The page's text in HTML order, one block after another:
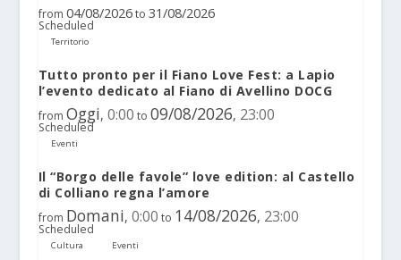
from 04/08/2026 to 31/08/2026
Scheduled
Territorio
Tutto pronto per il Fiano Love Fest: a Lapio
l’evento dedicato al Fiano di Avellino DOCG
from Oggi, 0:00 to 09/08/2026, 23:00
Scheduled
Eventi
Il “Borgo delle favole” love edition: al Castello
di Colliano regna l’amore
from Domani, 0:00 to 14/08/2026, 23:00
Scheduled
Cultura Eventi